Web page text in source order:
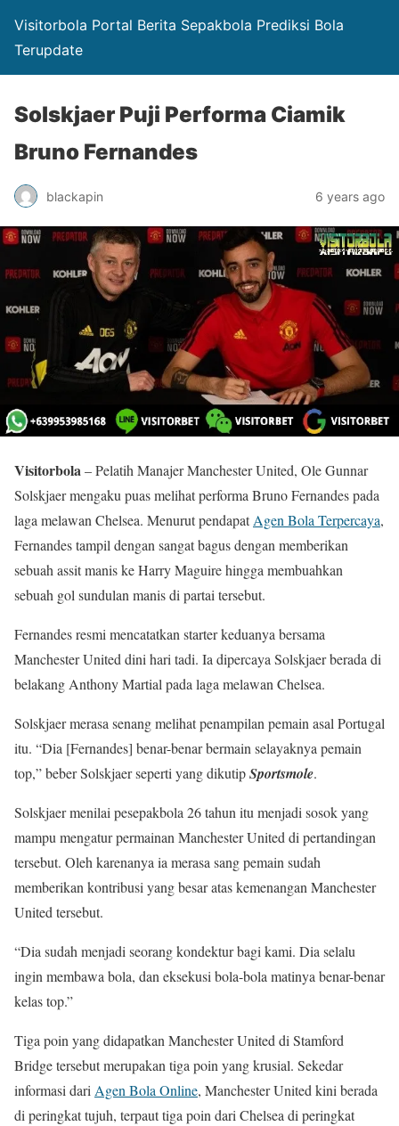
Visitorbola Portal Berita Sepakbola Prediksi Bola
Terupdate
Solskjaer Puji Performa Ciamik
Bruno Fernandes
blackapin 6 years ago
Visitorbola– Pelatih Manajer Manchester United, Ole Gunnar
Solskjaer mengaku puas melihat performa Bruno Fernandes pada
laga melawan Chelsea. Menurut pendapatAgen Bola Terpercaya,
Fernandes tampil dengan sangat bagus dengan memberikan
sebuah assit manis ke Harry Maguire hingga membuahkan
sebuah gol sundulan manis di partai tersebut.
Fernandes resmi mencatatkan starter keduanya bersama
Manchester United dini hari tadi. Ia dipercaya Solskjaer berada di
belakang Anthony Martial pada laga melawan Chelsea.
Solskjaer merasa senang melihat penampilan pemain asal Portugal
itu. “Dia [Fernandes] benar-benar bermain selayaknya pemain
top,” beber Solskjaer seperti yang dikutipSportsmole.
Solskjaer menilai pesepakbola 26 tahun itu menjadi sosok yang
mampu mengatur permainan Manchester United di pertandingan
tersebut. Oleh karenanya ia merasa sang pemain sudah
memberikan kontribusi yang besar atas kemenangan Manchester
United tersebut.
“Dia sudah menjadi seorang kondektur bagi kami. Dia selalu
ingin membawa bola, dan eksekusi bola-bola matinya benar-benar
kelas top.”
Tiga poin yang didapatkan Manchester United di Stamford
Bridge tersebut merupakan tiga poin yang krusial. Sekedar
informasi dariAgen Bola Online, Manchester United kini berada
di peringkat tujuh, terpaut tiga poin dari Chelsea di peringkat